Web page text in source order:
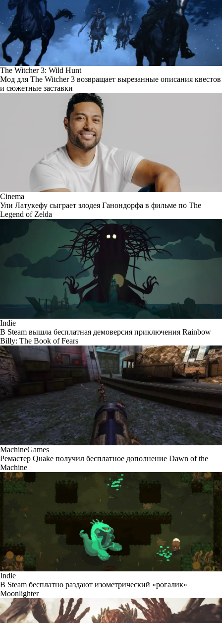
The Witcher 3: Wild Hunt
Мод для The Witcher 3 возвращает вырезанные описания квестов
и сюжетные заставки
Cinema
Ули Латукефу сыграет злодея Ганондорфа в фильме по The
Legend of Zelda
Indie
В Steam вышла бесплатная демоверсия приключения Rainbow
Billy: The Book of Fears
MachineGames
Ремастер Quake получил бесплатное дополнение Dawn of the
Machine
Indie
В Steam бесплатно раздают изометрический «рогалик»
Moonlighter